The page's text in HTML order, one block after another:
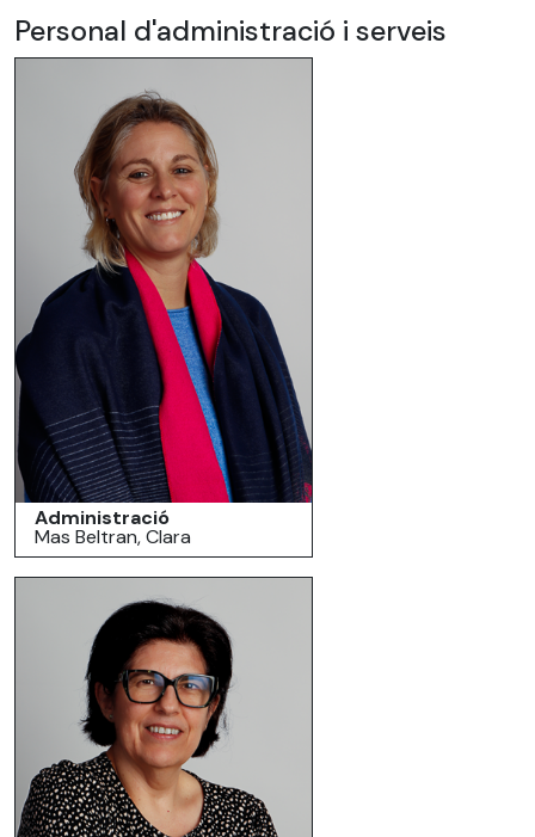
Personal d'administració i serveis
Administració
Mas Beltran, Clara